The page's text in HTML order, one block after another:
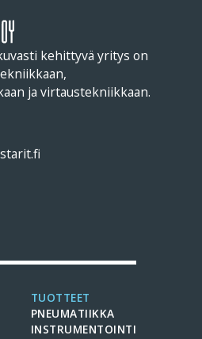
kehittyvä yritys on
ja virtaustekniikkaan.
TUOTTEET
PNEUMATIIKKA
INSTRUMENTOINTI